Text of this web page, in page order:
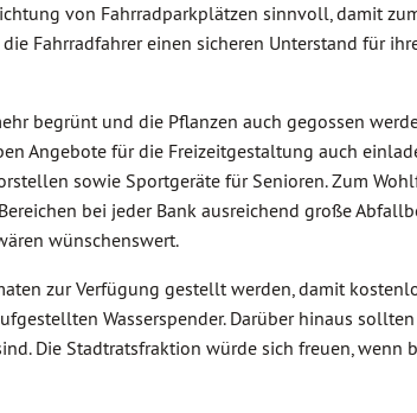
von Fahrradparkplätzen sinnvoll, damit
Fahrradfahrer einen sicheren Unterstand für
begrünt und die Pflanzen auch gegossen
Angebote für die Freizeitgestaltung auch
sowie Sportgeräte für Senioren. Zum
bei jeder Bank ausreichend große
wünschenswert.
zur Verfügung gestellt werden, damit
Wasserspender. Darüber hinaus
Die Stadtratsfraktion würde sich freuen,